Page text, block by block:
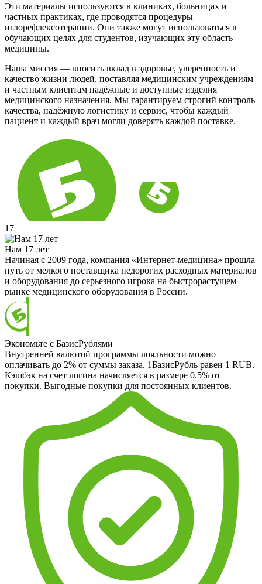
Эти материалы используются в клиниках, больницах и
частных практиках, где проводятся процедуры
иглорефлексотерапии. Они также могут использоваться в
обучающих целях для студентов, изучающих эту область
медицины.
Наша миссия — вносить вклад в здоровье, уверенность и
качество жизни людей, поставляя медицинским учреждениям
и частным клиентам надёжные и доступные изделия
медицинского назначения. Мы гарантируем строгий контроль
качества, надёжную логистику и сервис, чтобы каждый
пациент и каждый врач могли доверять каждой поставке.
17
Нам 17 лет
Начиная с 2009 года, компания «Интернет-медицина» прошла
путь от мелкого поставщика недорогих расходных материалов
и оборудования до серьезного игрока на быстрорастущем
рынке медицинского оборудования в России.
Экономьте с БазисРублями
Внутренней валютой программы лояльности можно
оплачивать до 2% от суммы заказа. 1БазисРубль равен 1 RUB.
Кэшбэк на счет логина начисляется в размере 0.5% от
покупки. Выгодные покупки для постоянных клиентов.